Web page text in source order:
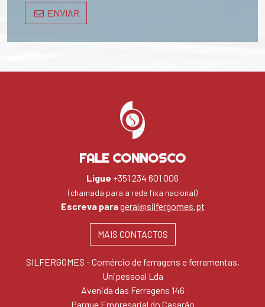
ENVIAR
FALE CONNOSCO
Ligue +351 234 601 006
(chamada para a rede fixa nacional)
Escreva parageral@silfergomes.pt
MAIS CONTACTOS
SILFERGOMES - Comércio de ferragens e ferramentas,
Unipessoal Lda
Avenida das Ferragens 146
Parque Empresarial do Casarão